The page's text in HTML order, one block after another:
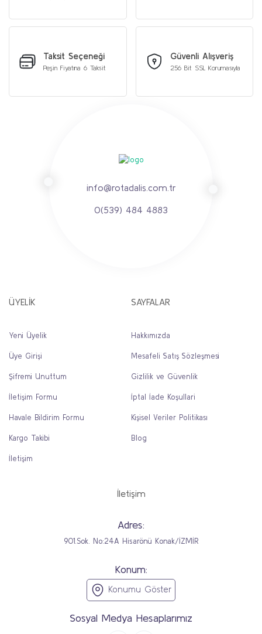
Taksit Seçeneği
Peşin Fiyatına 6 Taksit
Güvenli Alışveriş
256 Bit SSL Korumasıyla
info@rotadalis.com.tr
0(539) 484 4883
ÜYELİK
Yeni Üyelik
Üye Girişi
Şifremi Unuttum
İletişim Formu
Havale Bildirim Formu
Kargo Takibi
İletişim
SAYFALAR
Hakkımızda
Mesafeli Satış Sözleşmesi
Gizlilik ve Güvenlik
İptal İade Koşullari
Kişisel Veriler Politikası
Blog
İletişim
Adres:
901.Sok. No:24A Hisarönü Konak/İZMİR
Konum:
Konumu Göster
Sosyal Medya Hesaplarımız